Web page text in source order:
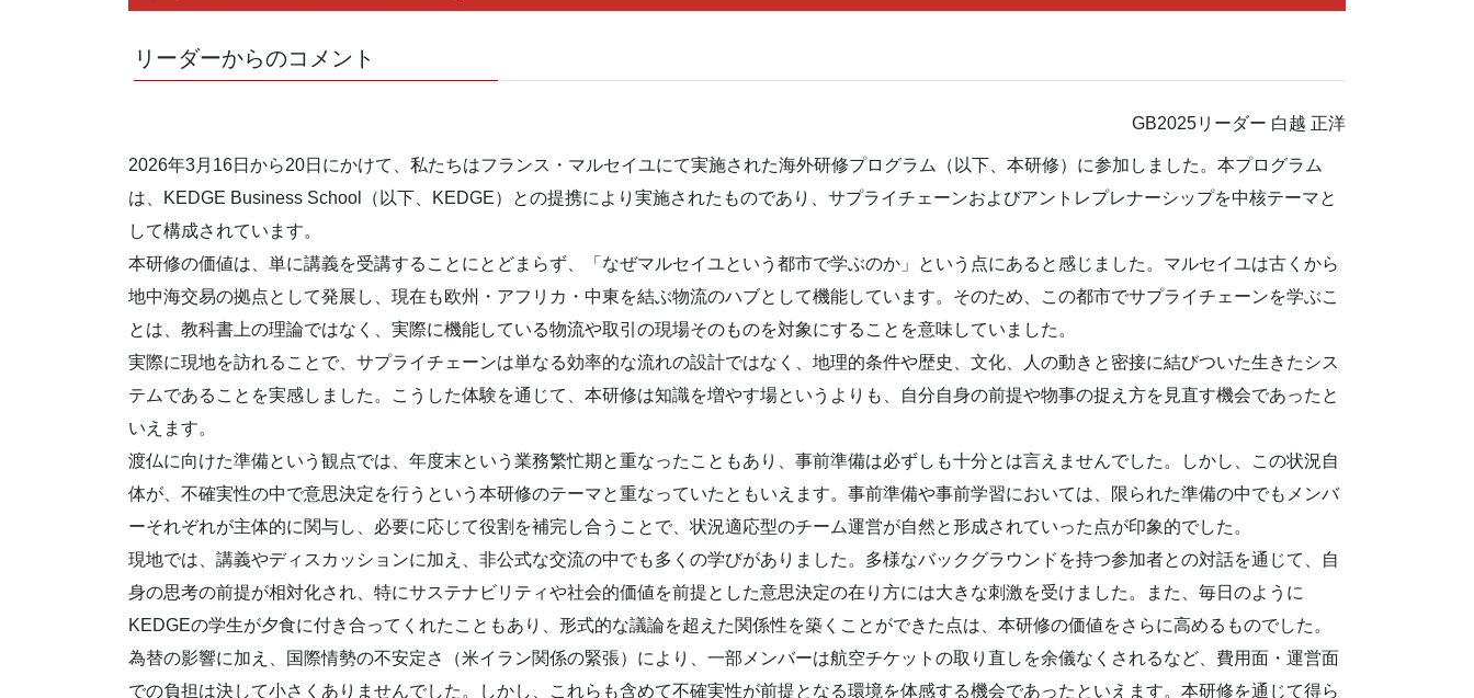
リーダーからのコメント
GB2025リーダー 白越 正洋
2026年3月16日から20日にかけて、私たちはフランス・マルセイユにて実施された海外研修プログラム（以下、本研修）に参加しました。本プログラム
は、KEDGE Business School（以下、KEDGE）との提携により実施されたものであり、サプライチェーンおよびアントレプレナーシップを中核テーマと
して構成されています。
本研修の価値は、単に講義を受講することにとどまらず、「なぜマルセイユという都市で学ぶのか」という点にあると感じました。マルセイユは古くから
地中海交易の拠点として発展し、現在も欧州・アフリカ・中東を結ぶ物流のハブとして機能しています。そのため、この都市でサプライチェーンを学ぶこ
とは、教科書上の理論ではなく、実際に機能している物流や取引の現場そのものを対象にすることを意味していました。
実際に現地を訪れることで、サプライチェーンは単なる効率的な流れの設計ではなく、地理的条件や歴史、文化、人の動きと密接に結びついた生きたシス
テムであることを実感しました。こうした体験を通じて、本研修は知識を増やす場というよりも、自分自身の前提や物事の捉え方を見直す機会であったと
いえます。
渡仏に向けた準備という観点では、年度末という業務繁忙期と重なったこともあり、事前準備は必ずしも十分とは言えませんでした。しかし、この状況自
体が、不確実性の中で意思決定を行うという本研修のテーマと重なっていたともいえます。事前準備や事前学習においては、限られた準備の中でもメンバ
ーそれぞれが主体的に関与し、必要に応じて役割を補完し合うことで、状況適応型のチーム運営が自然と形成されていった点が印象的でした。
現地では、講義やディスカッションに加え、非公式な交流の中でも多くの学びがありました。多様なバックグラウンドを持つ参加者との対話を通じて、自
身の思考の前提が相対化され、特にサステナビリティや社会的価値を前提とした意思決定の在り方には大きな刺激を受けました。また、毎日のように
KEDGEの学生が夕食に付き合ってくれたこともあり、形式的な議論を超えた関係性を築くことができた点は、本研修の価値をさらに高めるものでした。
為替の影響に加え、国際情勢の不安定さ（米イラン関係の緊張）により、一部メンバーは航空チケットの取り直しを余儀なくされるなど、費用面・運営面
での負担は決して小さくありませんでした。しかし、これらも含めて不確実性が前提となる環境を体感する機会であったといえます。本研修を通じて得ら